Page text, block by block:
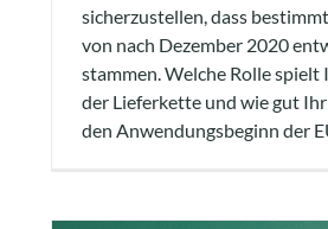
sicherzustellen, dass
von nach Dezember 2020
stammen. Welche Rolle
der Lieferkette und wie gut
den Anwendungsbeginn der